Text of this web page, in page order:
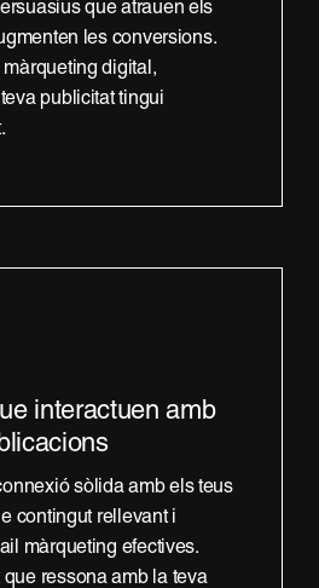
que atrauen els
les conversions.
màrqueting digital,
publicitat tingui
interactuen amb
sòlida amb els teus
contingut rellevant i
màrqueting efectives.
ressona amb la teva